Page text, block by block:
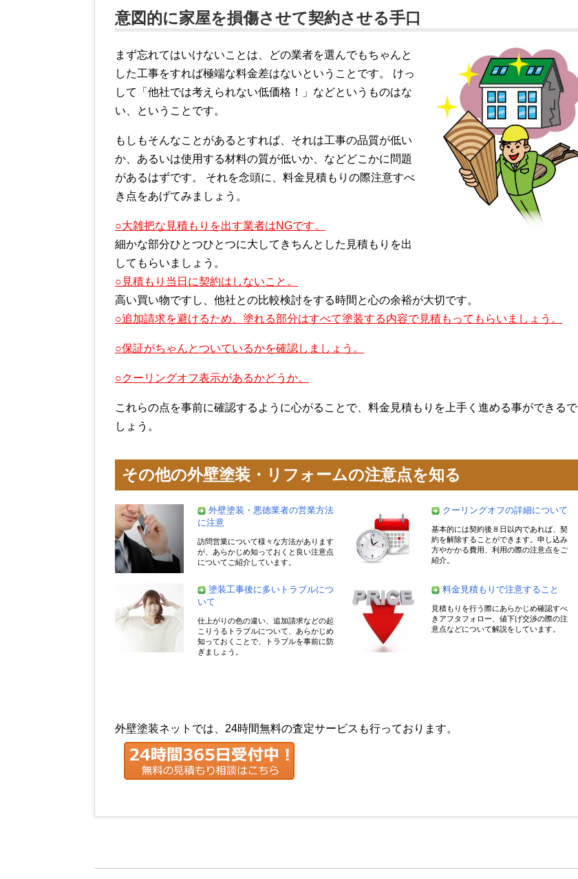
意図的に家屋を損傷させて契約させる手口
まず忘れてはいけないことは、どの業者を選んでもちゃんと
した工事をすれば極端な料金差はないということです。 けっ
して「他社では考えられない低価格！」などというものはな
い、ということです。
もしもそんなことがあるとすれば、それは工事の品質が低い
か、あるいは使用する材料の質が低いか、などどこかに問題
があるはずです。 それを念頭に、料金見積もりの際注意すべ
き点をあげてみましょう。
○大雑把な見積もりを出す業者はNGです。
細かな部分ひとつひとつに大してきちんとした見積もりを出
してもらいましょう。
○見積もり当日に契約はしないこと。
高い買い物ですし、他社との比較検討をする時間と心の余裕が大切です。
○追加請求を避けるため、塗れる部分はすべて塗装する内容で見積もってもらいましょう。
○保証がちゃんとついているかを確認しましょう。
○クーリングオフ表示があるかどうか。
これらの点を事前に確認するように心がることで、料金見積もりを上手く進める事ができるで
しょう。
その他の外壁塗装・リフォームの注意点を知る
外壁塗装・悪徳業者の営業方法
に注意
訪問営業について様々な方法があります
が、あらかじめ知っておくと良い注意点
についてご紹介しています。
クーリングオフの詳細について
基本的には契約後８日以内であれば、契
約を解除することができます。申し込み
方やかかる費用、利用の際の注意点をご
紹介。
塗装工事後に多いトラブルにつ
いて
仕上がりの色の違い、追加請求などの起
こりうるトラブルについて、あらかじめ
知っておくことで、トラブルを事前に防
ぎましょう。
料金見積もりで注意すること
見積もりを行う際にあらかじめ確認すべ
きアフタフォロー、値下げ交渉の際の注
意点などについて解説をしています。
外壁塗装ネットでは、24時間無料の査定サービスも行っております。